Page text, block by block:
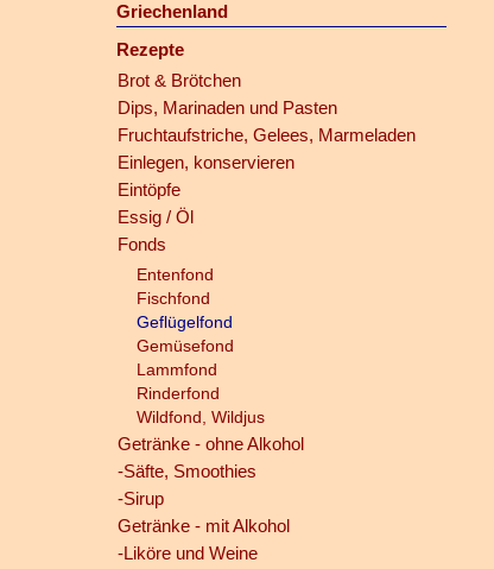
Griechenland
Rezepte
Brot & Brötchen
Dips, Marinaden und Pasten
Fruchtaufstriche, Gelees, Marmeladen
Einlegen, konservieren
Eintöpfe
Essig / Öl
Fonds
Entenfond
Fischfond
Geflügelfond
Gemüsefond
Lammfond
Rinderfond
Wildfond, Wildjus
Getränke - ohne Alkohol
-Säfte, Smoothies
-Sirup
Getränke - mit Alkohol
-Liköre und Weine